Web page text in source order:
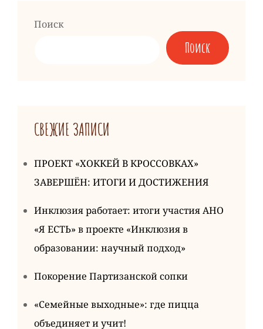
Поиск
Поиск
СВЕЖИЕ ЗАПИСИ
ПРОЕКТ «ХОККЕЙ В КРОССОВКАХ»
ЗАВЕРШЁН: ИТОГИ И ДОСТИЖЕНИЯ
Инклюзия работает: итоги участия АНО
«Я ЕСТЬ» в проекте «Инклюзия в
образовании: научный подход»
Покорение Партизанской сопки
«Семейные выходные»: где пицца
объединяет и учит!